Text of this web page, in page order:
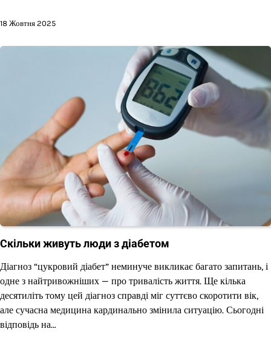
18 Жовтня 2025
Скільки живуть люди з діабетом
Діагноз “цукровий діабет” неминуче викликає багато запитань, і
одне з найтривожніших — про тривалість життя. Ще кілька
десятиліть тому цей діагноз справді міг суттєво скоротити вік,
але сучасна медицина кардинально змінила ситуацію. Сьогодні
відповідь на…